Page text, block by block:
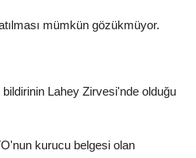
mümkün gözükmüyor.
Lahey Zirvesi'nde olduğu
kurucu belgesi olan